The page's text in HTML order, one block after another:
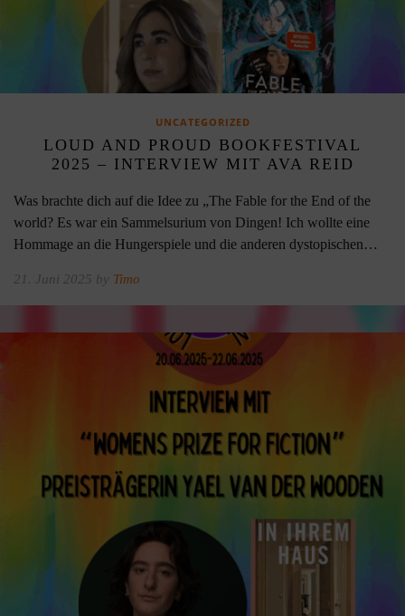
UNCATEGORIZED
LOUD AND PROUD BOOKFESTIVAL
2025 – INTERVIEW MIT AVA REID
Was brachte dich auf die Idee zu „The Fable for the End of the
world? Es war ein Sammelsurium von Dingen! Ich wollte eine
Hommage an die Hungerspiele und die anderen dystopischen…
21. Juni 2025 by Timo